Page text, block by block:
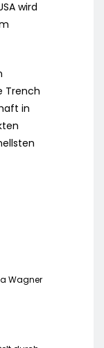
wird
Trench
in
Wagner